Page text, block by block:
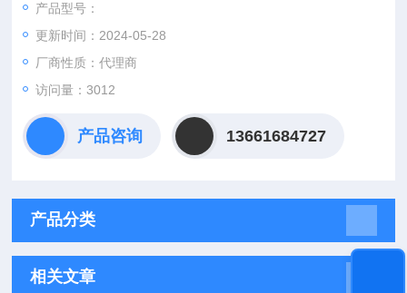
产品型号：
更新时间：2024-05-28
厂商性质：代理商
访问量：3012
产品咨询 13661684727
产品分类
相关文章